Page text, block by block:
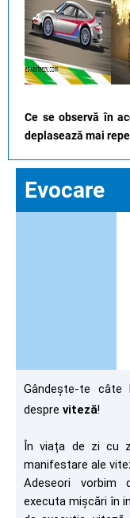
Ce se observă în
deplasează mai
Evocare
Gândește-te
despre viteză!
În viața de zi cu
manifestare ale
Adeseori vorbim
executa mișcări în